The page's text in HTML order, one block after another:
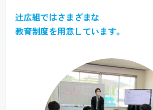
辻広組ではさまざまな
教育制度を用意しています。